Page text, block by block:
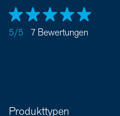
5/5 7 Bewertungen
Produkttypen